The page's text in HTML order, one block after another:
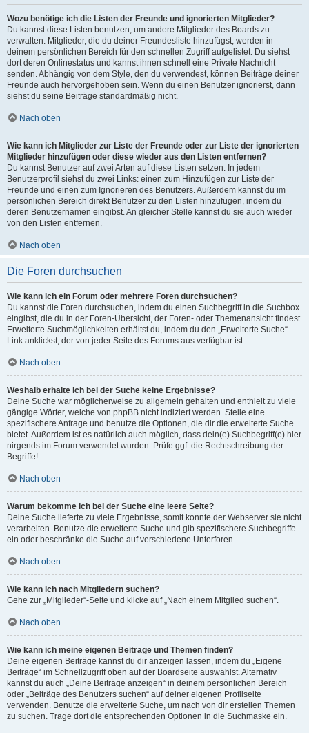
Wozu benötige ich die Listen der Freunde und ignorierten Mitglieder?
Du kannst diese Listen benutzen, um andere Mitglieder des Boards zu
verwalten. Mitglieder, die du deiner Freundesliste hinzufügst, werden in
deinem persönlichen Bereich für den schnellen Zugriff aufgelistet. Du siehst
dort deren Onlinestatus und kannst ihnen schnell eine Private Nachricht
senden. Abhängig von dem Style, den du verwendest, können Beiträge deiner
Freunde auch hervorgehoben sein. Wenn du einen Benutzer ignorierst, dann
siehst du seine Beiträge standardmäßig nicht.
Nach oben
Wie kann ich Mitglieder zur Liste der Freunde oder zur Liste der ignorierten
Mitglieder hinzufügen oder diese wieder aus den Listen entfernen?
Du kannst Benutzer auf zwei Arten auf diese Listen setzen: In jedem
Benutzerprofil siehst du zwei Links: einen zum Hinzufügen zur Liste der
Freunde und einen zum Ignorieren des Benutzers. Außerdem kannst du im
persönlichen Bereich direkt Benutzer zu den Listen hinzufügen, indem du
deren Benutzernamen eingibst. An gleicher Stelle kannst du sie auch wieder
von den Listen entfernen.
Nach oben
Die Foren durchsuchen
Wie kann ich ein Forum oder mehrere Foren durchsuchen?
Du kannst die Foren durchsuchen, indem du einen Suchbegriff in die Suchbox
eingibst, die du in der Foren-Übersicht, der Foren- oder Themenansicht findest.
Erweiterte Suchmöglichkeiten erhältst du, indem du den „Erweiterte Suche“-
Link anklickst, der von jeder Seite des Forums aus verfügbar ist.
Nach oben
Weshalb erhalte ich bei der Suche keine Ergebnisse?
Deine Suche war möglicherweise zu allgemein gehalten und enthielt zu viele
gängige Wörter, welche von phpBB nicht indiziert werden. Stelle eine
spezifischere Anfrage und benutze die Optionen, die dir die erweiterte Suche
bietet. Außerdem ist es natürlich auch möglich, dass dein(e) Suchbegriff(e) hier
nirgends im Forum verwendet wurden. Prüfe ggf. die Rechtschreibung der
Begriffe!
Nach oben
Warum bekomme ich bei der Suche eine leere Seite?
Deine Suche lieferte zu viele Ergebnisse, somit konnte der Webserver sie nicht
verarbeiten. Benutze die erweiterte Suche und gib spezifischere Suchbegriffe
ein oder beschränke die Suche auf verschiedene Unterforen.
Nach oben
Wie kann ich nach Mitgliedern suchen?
Gehe zur „Mitglieder“-Seite und klicke auf „Nach einem Mitglied suchen“.
Nach oben
Wie kann ich meine eigenen Beiträge und Themen finden?
Deine eigenen Beiträge kannst du dir anzeigen lassen, indem du „Eigene
Beiträge“ im Schnellzugriff oben auf der Boardseite auswählst. Alternativ
kannst du auch „Deine Beiträge anzeigen“ in deinem persönlichen Bereich
oder „Beiträge des Benutzers suchen“ auf deiner eigenen Profilseite
verwenden. Benutze die erweiterte Suche, um nach von dir erstellen Themen
zu suchen. Trage dort die entsprechenden Optionen in die Suchmaske ein.